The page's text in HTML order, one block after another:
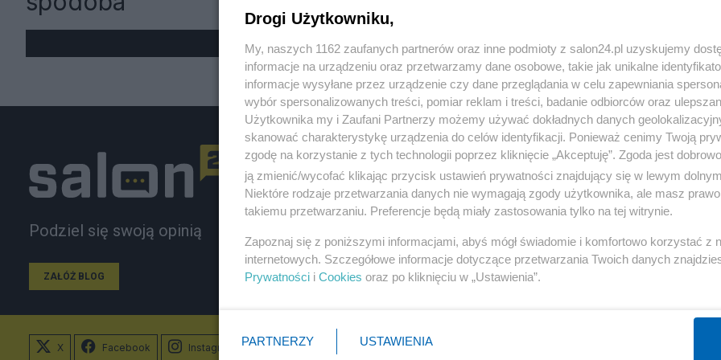
« WRÓĆ DO NOTKI
Podziel się swoją opinią
ZAŁÓŻ BLOG
Polityka
Rosja
PiS
Prezydent
NATO
Gospodarka
Biznes
Pieniądze
Inwestycje
Podatki
X Facebook Instagram
Drogi Użytkowniku,
My, naszych 1162 zaufanych partnerów oraz inne podmioty z salon24.pl uzyskujemy
informacje na urządzeniu oraz przetwarzamy dane osobowe, takie jak unikalne
informacje wysyłane przez urządzenie czy dane przeglądania w celu zapewniania
wybór spersonalizowanych treści, pomiar reklam i treści, badanie odbiorców oraz
Użytkownika my i Zaufani Partnerzy możemy używać dokładnych danych
skanować charakterystykę urządzenia do celów identyfikacji. Ponieważ cenimy Twoją
zgodę na korzystanie z tych technologii poprzez kliknięcie „Akceptuję”. Zgoda jest
ją zmienić/wycofać klikając przycisk ustawień prywatności znajdujący się w lewym
Niektóre rodzaje przetwarzania danych nie wymagają zgody użytkownika, ale masz
takiemu przetwarzaniu. Preferencje będą miały zastosowania tylko na tej witrynie.
Zapoznaj się z poniższymi informacjami, abyś mógł świadomie i komfortowo korzystać z
internetowych. Szczegółowe informacje dotyczące przetwarzania Twoich danych
Prywatności i Cookies oraz po kliknięciu w „Ustawienia”.
PARTNERZY USTAWIENIA